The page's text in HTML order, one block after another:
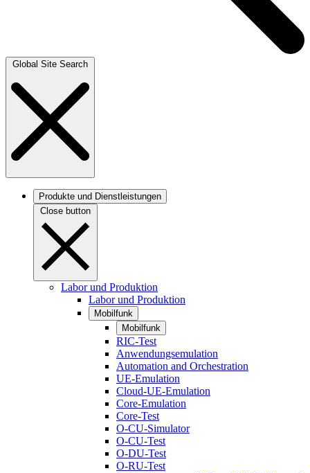
Global Site Search
Produkte und Dienstleistungen
Close button
Labor und Produktion
Labor und Produktion
Mobilfunk
Mobilfunk
RIC-Test
Anwendungsemulation
Automation and Orchestration
UE-Emulation
Cloud-UE-Emulation
Core-Emulation
Core-Test
O-CU-Simulator
O-CU-Test
O-DU-Test
O-RU-Test